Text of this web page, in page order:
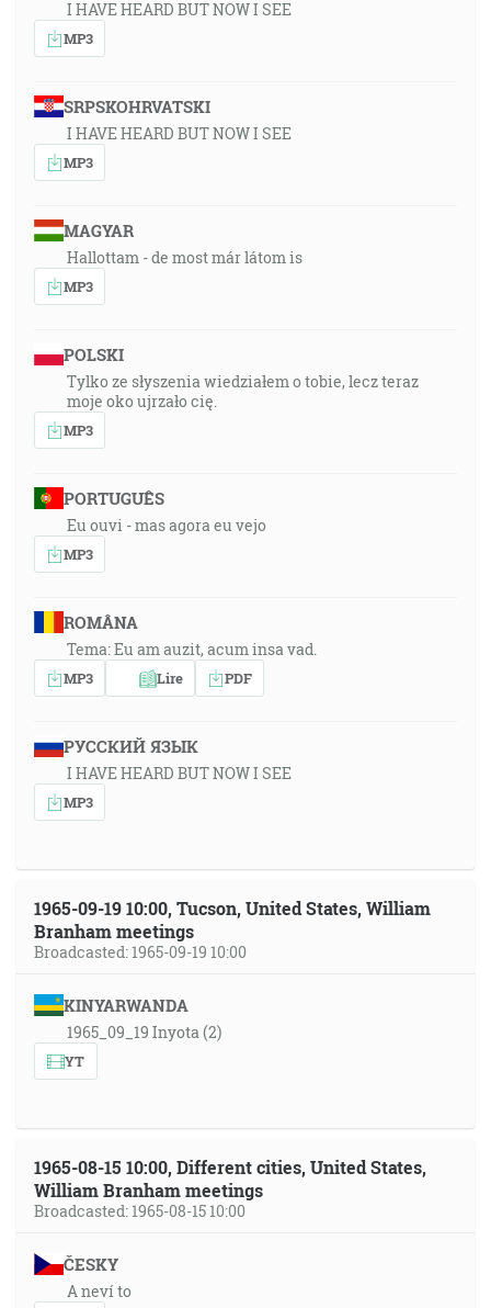
I HAVE HEARD BUT NOW I SEE
MP3
SRPSKOHRVATSKI
I HAVE HEARD BUT NOW I SEE
MP3
MAGYAR
Hallottam - de most már látom is
MP3
POLSKI
Tylko ze słyszenia wiedziałem o tobie, lecz teraz
moje oko ujrzało cię.
MP3
PORTUGUÊS
Eu ouvi - mas agora eu vejo
MP3
ROMÂNA
Tema: Eu am auzit, acum insa vad.
MP3 Lire PDF
РУССКИЙ ЯЗЫК
I HAVE HEARD BUT NOW I SEE
MP3
1965-09-19 10:00, Tucson, United States, William
Branham meetings
Broadcasted: 1965-09-19 10:00
KINYARWANDA
1965_09_19 Inyota (2)
YT
1965-08-15 10:00, Different cities, United States,
William Branham meetings
Broadcasted: 1965-08-15 10:00
ČESKY
A neví to